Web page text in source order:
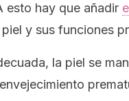
esto hay que añadir
y sus funciones
la piel se